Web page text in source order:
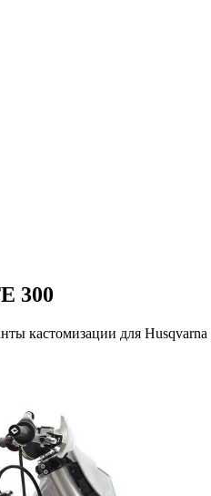
300
кастомизации для Husqvarna